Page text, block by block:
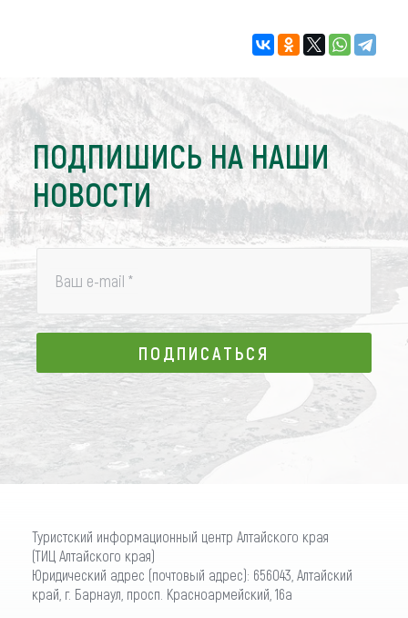
ПОДПИШИСЬ НА НАШИ
НОВОСТИ
Ваш e-mail *
ПОДПИСАТЬСЯ
ПОДПИСАТЬСЯ
Туристский информационный центр Алтайского края
(ТИЦ Алтайского края)
Юридический адрес (почтовый адрес): 656043, Алтайский
край, г. Барнаул, просп. Красноармейский, 16а